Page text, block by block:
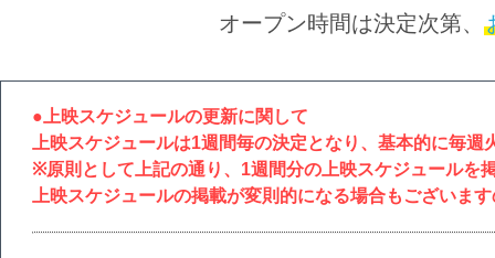
オープン時間は決定次第、
●上映スケジュールの更新に関して
上映スケジュールは1週間毎の決定となり、基本的に毎
※原則として上記の通り、1週間分の上映スケジュールを
上映スケジュールの掲載が変則的になる場合もございま